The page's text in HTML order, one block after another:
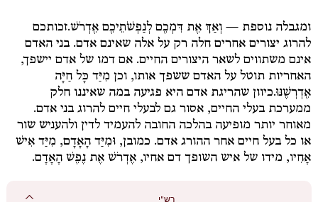
ומגבלה נוספת — וְאַךְ אֶת דִּמְכֶם לְנַפְשֹׁתֵיכֶם אֶדְרֹשׁ.זכותכם
להרוג יצורים אחרים חלה רק על אלה שאינם אדם. בני האדם
אינם משתווים לשאר היצורים החיים. אם דמו של אדם יישפך,
האחריות תוטל על האדם ששפך אותו, וכן מִיַּד כָּל חַיָּה
אֶדְרְשֶׁנּוּ.כיוון שהריגת אדם היא פגיעה במה שאיננו חלק
ממערכת בעלי החיים, אסור גם לבעלי חיים להרוג בני אדם.
מאוחר יותר מופיעה בהלכה החובה להעמיד לדין ולהעניש שור
או כל בעל חיים אחר ההורג אדם. כמובן, וּמִיַּד הָאָדָם, מִיַּד אִישׁ
אָחִיו, מידו של איש השופך דם אחיו, אֶדְרֹשׁ אֶת נֶפֶשׁ הָאָדָם.
רש"י